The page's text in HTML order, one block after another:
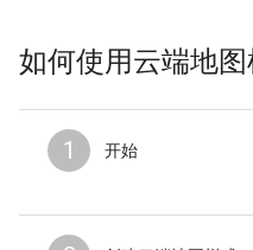
如何使用云端地
1 开始